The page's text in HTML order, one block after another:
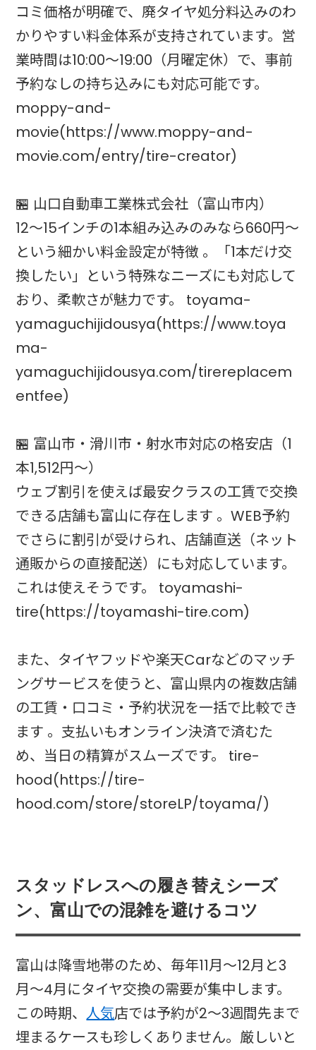
コミ価格が明確で、廃タイヤ処分料込みのわ
かりやすい料金体系が支持されています。営
業時間は10:00〜19:00（月曜定休）で、事前
予約なしの持ち込みにも対応可能です。
moppy-and-
movie(https://www.moppy-and-
movie.com/entry/tire-creator)
🏪 山口自動車工業株式会社（富山市内）
12〜15インチの1本組み込みのみなら660円〜
という細かい料金設定が特徴 。「1本だけ交
換したい」という特殊なニーズにも対応して
おり、柔軟さが魅力です。 toyama-
yamaguchijidousya(https://www.toya
ma-
yamaguchijidousya.com/tirereplacem
entfee)
🏪 富山市・滑川市・射水市対応の格安店（1
本1,512円〜）
ウェブ割引を使えば最安クラスの工賃で交換
できる店舗も富山に存在します 。WEB予約
でさらに割引が受けられ、店舗直送（ネット
通販からの直接配送）にも対応しています。
これは使えそうです。 toyamashi-
tire(https://toyamashi-tire.com)
また、タイヤフッドや楽天Carなどのマッチ
ングサービスを使うと、富山県内の複数店舗
の工賃・口コミ・予約状況を一括で比較でき
ます 。支払いもオンライン決済で済むた
め、当日の精算がスムーズです。 tire-
hood(https://tire-
hood.com/store/storeLP/toyama/)
スタッドレスへの履き替えシーズ
ン、富山での混雑を避けるコツ
富山は降雪地帯のため、毎年11月〜12月と3
月〜4月にタイヤ交換の需要が集中します。
この時期、人気店では予約が2〜3週間先まで
埋まるケースも珍しくありません。厳しいと